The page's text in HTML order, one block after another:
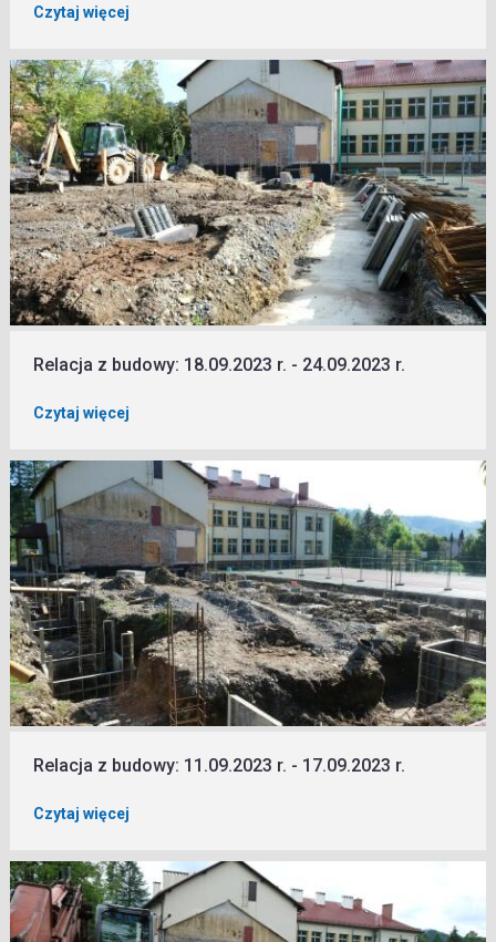
Czytaj więcej
Relacja z budowy: 18.09.2023 r. - 24.09.2023 r.
Czytaj więcej
Relacja z budowy: 11.09.2023 r. - 17.09.2023 r.
Czytaj więcej